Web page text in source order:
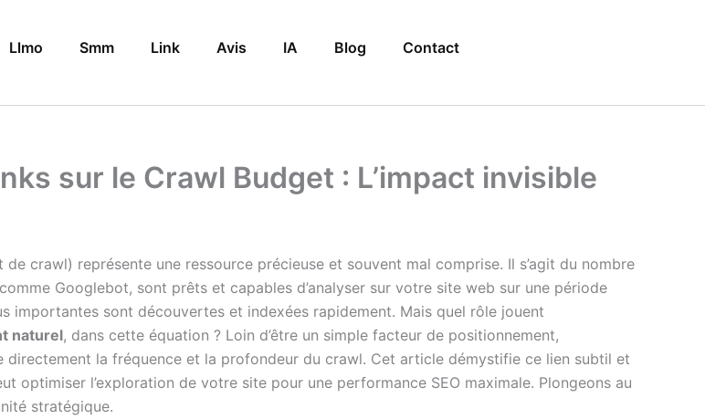
Llmo Smm Link Avis IA Blog Contact
sur le Crawl Budget : L’impact invisible
de crawl) représente une ressource précieuse et souvent mal comprise. Il s’agit du nombre
Googlebot, sont prêts et capables d’analyser sur votre site web sur une période
importantes sont découvertes et indexées rapidement. Mais quel rôle jouent
naturel, dans cette équation ? Loin d’être un simple facteur de positionnement,
directement la fréquence et la profondeur du crawl. Cet article démystifie ce lien subtil et
optimiser l’exploration de votre site pour une performance SEO maximale. Plongeons au
stratégique.